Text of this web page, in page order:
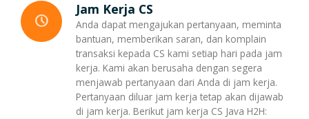
Jam Kerja CS
Anda dapat mengajukan pertanyaan, meminta
bantuan, memberikan saran, dan komplain
transaksi kepada CS kami setiap hari pada jam
kerja. Kami akan berusaha dengan segera
menjawab pertanyaan dari Anda di jam kerja.
Pertanyaan diluar jam kerja tetap akan dijawab
di jam kerja. Berikut jam kerja CS Java H2H: